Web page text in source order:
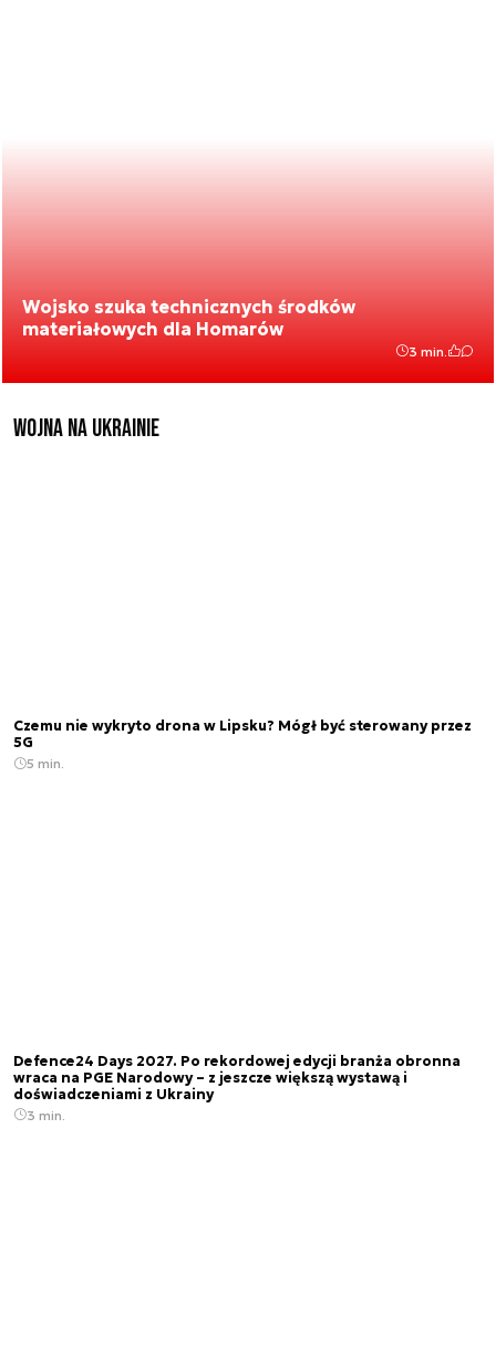
Wojsko szuka technicznych środków
materiałowych dla Homarów
3 min.
Wojna na Ukrainie
Czemu nie wykryto drona w Lipsku? Mógł być sterowany przez
5G
5 min.
Defence24 Days 2027. Po rekordowej edycji branża obronna
wraca na PGE Narodowy – z jeszcze większą wystawą i
doświadczeniami z Ukrainy
3 min.